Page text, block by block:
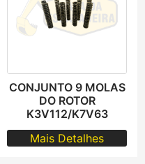
CONJUNTO 9 MOLAS
DO ROTOR
K3V112/K7V63
Mais Detalhes